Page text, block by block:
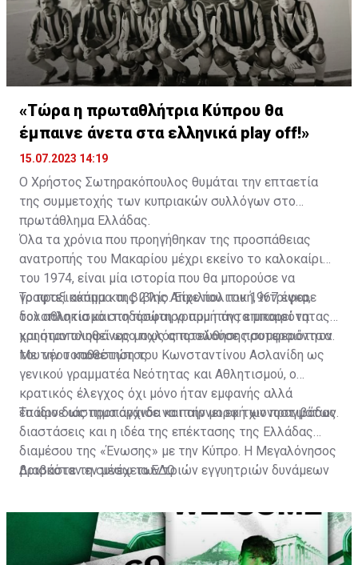
«Τώρα η πρωταθλήτρια Κύπρου θα
έμπαινε άνετα στα ελληνικά play off!»
15.07.2023 14:19
Ο Χρήστος Σωτηρακόπουλος θυμάται την επταετία
της συμμετοχής των κυπριακών συλλόγων στο
πρωτάθλημα Ελλάδας.
Όλα τα χρόνια που προηγήθηκαν της προσπάθειας
ανατροπής του Μακαρίου μέχρι εκείνο το καλοκαίρι
του 1974, είναι μία ιστορία που θα μπορούσε να
γραφτεί ακόμα και βιβλίο. Είχε πολιτική, ίντριγκα,
δολοπλοκία και ποδόσφαιρο που πάντα μπορεί να
χρησιμοποιηθεί ως μοχλός προώθησης συμφερόντων.
Το πραξικόπημα της 21ης Απριλίου του 1967 έφερε
τον αθλητισμό στη πρώτη γραμμή της επικαιρότητας
και ήταν ολοφάνερο πως αποτελούσε προτεραιότητα
του νέου καθεστώτος.
Με την τοποθέτηση του Κωνσταντίνου Ασλανίδη ως
γενικού γραμματέα Νεότητας και Αθλητισμού, ο
κρατικός έλεγχος όχι μόνο ήταν εμφανής αλλά
έπαιρνε ως προπαγάνδα και την μορφή χιονοστιβάδας.
Το ίδιο διάστημα άρχισε να παίρνει εκ των πραγμάτων
διαστάσεις και η ιδέα της επέκτασης της Ελλάδας
διαμέσου της «Ένωσης» με την Κύπρο. Η Μεγαλόνησος
βρισκόταν εν μέσω των τριών εγγυητριών δυνάμεων
σύμφωνα με την συνθήκη της Ζυρίχης, έπρεπε να
αποτελεί αποστρατικοποιημένη ζώνη.
Διαβάστε τη συνέχειαΕΔΩ